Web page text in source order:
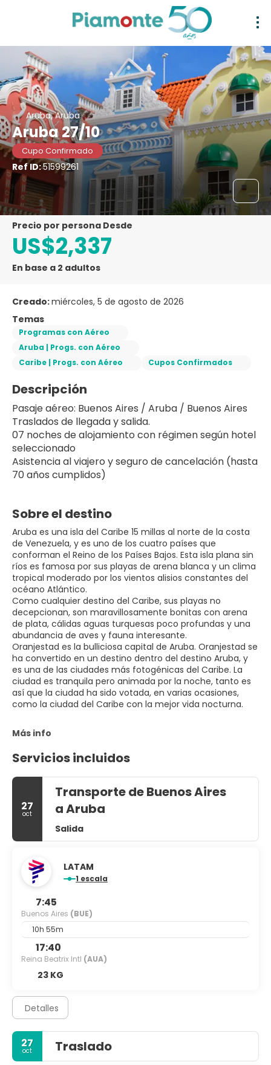
Aruba, Aruba
Aruba 27/10
Cupo Confirmado
Ref ID:51599261
precio por persona Desde
US$2,337
En base a 2 adultos
Creado:miércoles, 5 de agosto de 2026
Temas
Programas con Aéreo
Aruba | Progs. con Aéreo
Caribe | Progs. con Aéreo
Cupos Confirmados
Descripción
Pasaje aéreo: Buenos Aires / Aruba / Buenos Aires
Traslados de llegada y salida.
07 noches de alojamiento con régimen según hotel
seleccionado
Asistencia al viajero y seguro de cancelación (hasta
70 años cumplidos)
Sobre el destino
Aruba es una isla del Caribe 15 millas al norte de la costa
de Venezuela, y es uno de los cuatro países que
conforman el Reino de los Países Bajos. Esta isla plana sin
ríos es famosa por sus playas de arena blanca y un clima
tropical moderado por los vientos alisios constantes del
océano Atlántico.
Como cualquier destino del Caribe, sus playas no
decepcionan, son maravillosamente bonitas con arena
de plata, cálidas aguas turquesas poco profundas y una
abundancia de aves y fauna interesante.
Oranjestad es la bulliciosa capital de Aruba. Oranjestad se
ha convertido en un destino dentro del destino Aruba, y
es una de las ciudades más fotogénicas del Caribe. La
ciudad es tranquila pero animada por la noche, tanto es
así que la ciudad ha sido votada, en varias ocasiones,
como la ciudad del Caribe con la mejor vida nocturna.
Más info
Servicios incluidos
27
oct
Transporte de Buenos Aires
a Aruba
Salida
LATAM
1 escala
7:45
Buenos Aires (BUE)
10h 55m
17:40
Reina Beatrix Intl (AUA)
23 KG
Detalles
27
oct Traslado